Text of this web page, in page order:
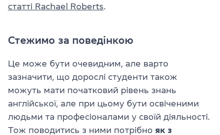
статті Rachael Roberts
Стежимо за поведінкою
Це може бути очевидним, але варто
зазначити, що дорослі студенти також
можуть мати початковий рівень знань
англійської, але при цьому бути освіченими
людьми та професіоналами у своїй діяльності.
Тож поводитись з ними потрібно як з